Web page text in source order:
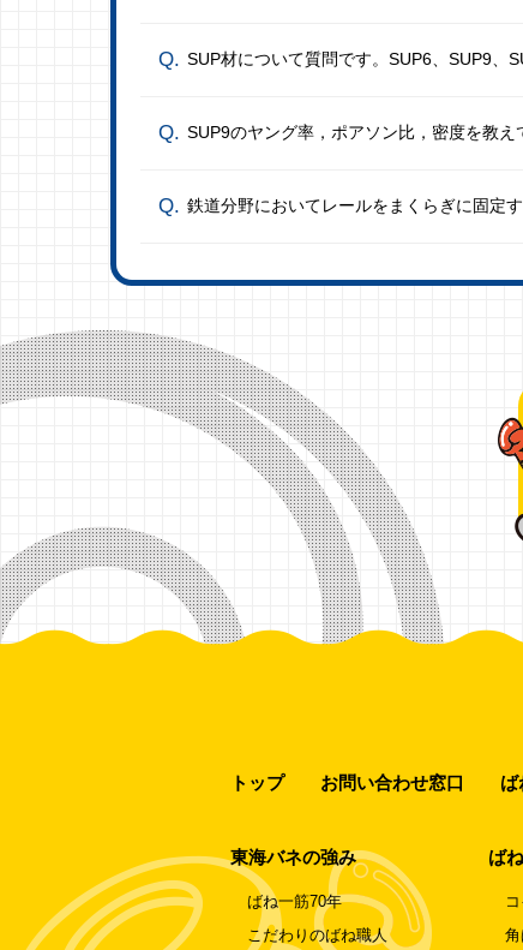
SUP材について質問です。SUP6、SUP9、
SUP9のヤング率，ポアソン比，密度を教え
鉄道分野においてレールをまくらぎに固定
トップ お問い合わせ窓口 ば
東海バネの強み
ばね一筋70年
こだわりのばね職人
ば